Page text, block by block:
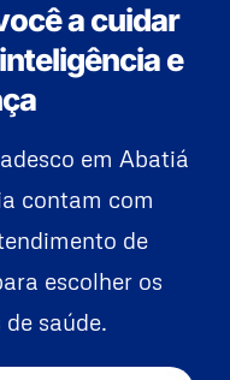
a cuidar
e
em Abatiá
contam com
de
escolher os
saúde.